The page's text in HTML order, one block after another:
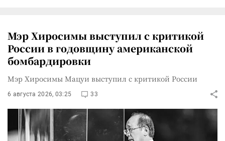
Мэр Хиросимы выступил с критикой
России в годовщину американской
бомбардировки
Мэр Хиросимы Мацуи выступил с критикой России
6 августа 2026, 03:25 33